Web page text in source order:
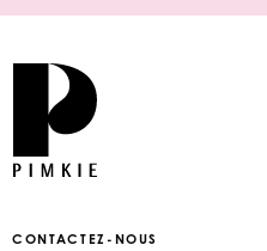
CONTACTEZ-NOUS